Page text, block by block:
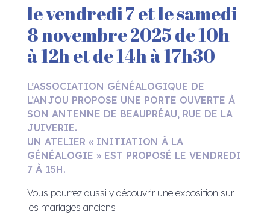
le vendredi 7 et le samedi
8 novembre 2025 de 10h
à 12h et de 14h à 17h30
L’ASSOCIATION GÉNÉALOGIQUE DE
L’ANJOU PROPOSE UNE PORTE OUVERTE À
SON ANTENNE DE BEAUPRÉAU, RUE DE LA
JUIVERIE.
UN ATELIER « INITIATION À LA
GÉNÉALOGIE » EST PROPOSÉ LE VENDREDI
7 À 15H.
Vous pourrez aussi y découvrir une exposition sur
les mariages anciens